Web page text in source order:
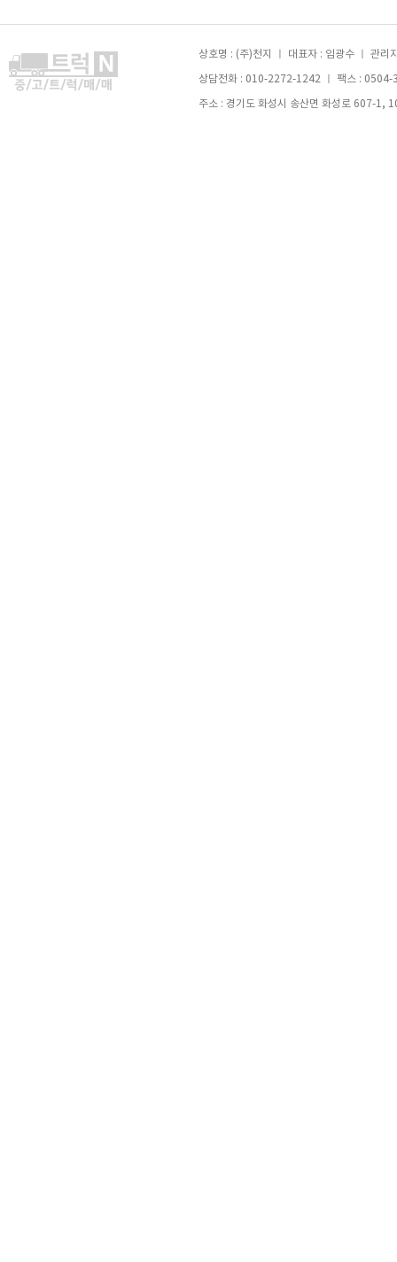
상호명 : (주)천지 ㅣ 대표자 : 임광수 ㅣ 관
상담전화 : 010-2272-1242 ㅣ 팩스 :
주소 : 경기도 화성시 송산면 화성로 607-